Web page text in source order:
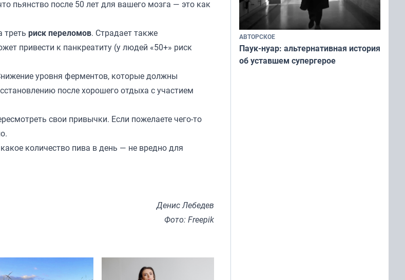
пьянство после 50 лет для вашего мозга — это как
треть риск переломов. Страдает также
привести к панкреатиту (у людей «50+» риск
уровня ферментов, которые должны
после хорошего отдыха с участием
свои привычки. Если пожелаете чего-то
количество пива в день — не вредно для
Денис Лебедев
Фото: Freepik
АВТОРСКОЕ
Паук-нуар: альтернативная история
об уставшем супергерое